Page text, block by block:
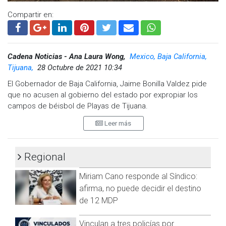
Compartir en:
Cadena Noticias - Ana Laura Wong, Mexico, Baja California,
Tijuana, 28 Octubre de 2021 10:34
El Gobernador de Baja California, Jaime Bonilla Valdez pide
que no acusen al gobierno del estado por expropiar los
campos de béisbol de Playas de Tijuana.
Relató que en la reciente visita del Presidente de la
"Me dijo ¿de qué se trata?, le dije no hay tal acción es al
contrario son ligas de béisbol con equipos inmobiliarios han
ido despojando este predio inclusive hasta vendiendo y me
dijo el Presidente te puedes encargar de que esto pare",
Leer más
Regional
Miriam Cano responde al Síndico:
afirma, no puede decidir el destino
de 12 MDP
Vinculan a tres policías por